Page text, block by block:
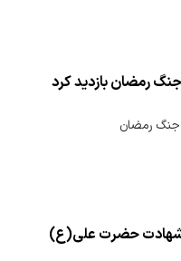
رمضان بازدید کرد
جنگ رمضان
شهادت حضرت علی(ع)